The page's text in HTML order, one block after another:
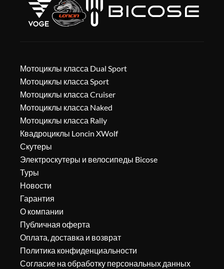
Мотоциклы класса Dual Sport
Мотоциклы класса Sport
Мотоциклы класса Cruiser
Мотоциклы класса Naked
Мотоциклы класса Rally
Квадроциклы Loncin XWolf
Скутеры
Электроскутеры и велосипеды Bicose
Туры
Новости
Гарантия
О компании
Публичная оферта
Оплата, доставка и возврат
Политика конфиденциальности
Согласие на обработку персональных данных